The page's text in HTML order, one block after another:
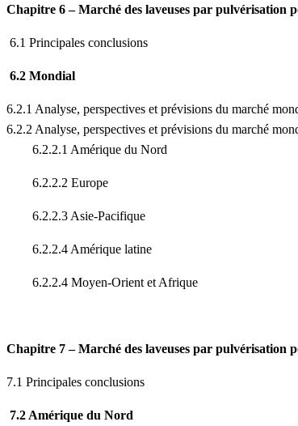
Chapitre 6 – Marché des laveuses par pulvérisation
6.1 Principales conclusions
6.2 Mondial
6.2.1 Analyse, perspectives et prévisions du marché
6.2.2 Analyse, perspectives et prévisions du marché
6.2.2.1 Amérique du Nord
6.2.2.2 Europe
6.2.2.3 Asie-Pacifique
6.2.2.4 Amérique latine
6.2.2.4 Moyen-Orient et Afrique
Chapitre 7 – Marché des laveuses par pulvérisation
7.1 Principales conclusions
7.2 Amérique du Nord